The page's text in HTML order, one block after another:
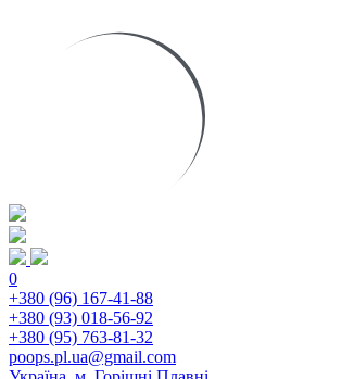
0
+380 (96) 167-41-88
+380 (93) 018-56-92
+380 (95) 763-81-32
poops.pl.ua@gmail.com